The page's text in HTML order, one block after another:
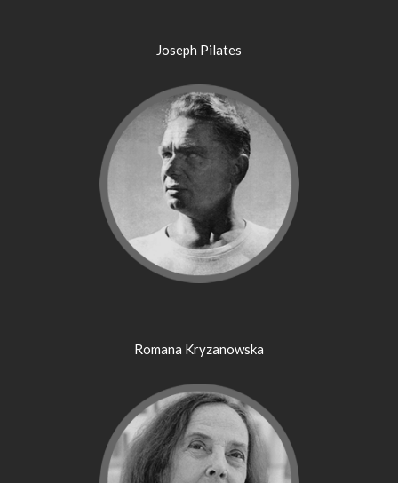
Joseph Pilates
Romana Kryzanowska